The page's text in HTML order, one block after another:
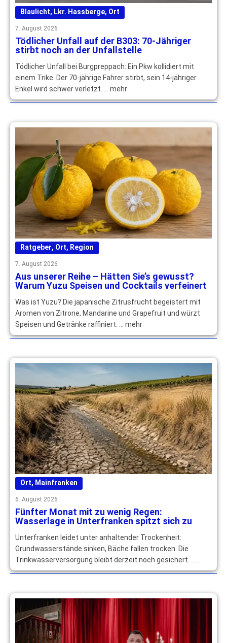
Blaulicht, Lkr. Hassberge, Ort
7. August 2026
Tödlicher Unfall auf der B303: 70-Jähriger
stirbt noch an der Unfallstelle
Tödlicher Unfall bei Burgpreppach: Ein Pkw kollidiert mit
einem Trike. Der 70-jährige Fahrer stirbt, sein 14-jähriger
Enkel wird schwer verletzt. … mehr
Ratgeber, Ort, Region
7. August 2026
Aus unserer Reihe – Hätten Sie’s gewusst?
Warum Yuzu Speisen und Cocktails verfeinert
Was ist Yuzu? Die japanische Zitrusfrucht begeistert mit
Aromen von Zitrone, Mandarine und Grapefruit und würzt
Speisen und Getränke raffiniert. … mehr
Ort, Mainfranken
6. August 2026
Fünfter Monat mit zu wenig Regen:
Wasserlage in Unterfranken spitzt sich zu
Unterfranken leidet unter anhaltender Trockenheit:
Grundwasserstände sinken, Bäche fallen trocken. Die
Trinkwasserversorgung bleibt derzeit noch gesichert. …
mehr